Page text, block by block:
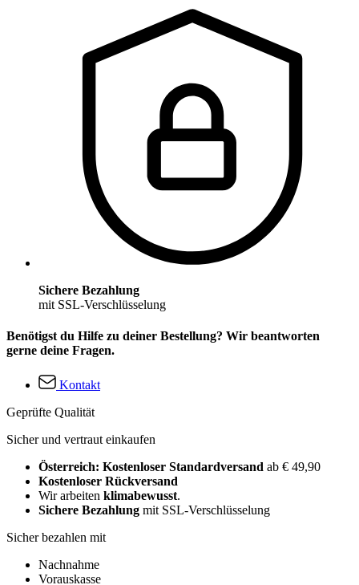
Sichere Bezahlung
mit SSL-Verschlüsselung
Benötigst du Hilfe zu deiner Bestellung? Wir beantworten
gerne deine Fragen.
Kontakt
Geprüfte Qualität
Sicher und vertraut einkaufen
Österreich: Kostenloser Standardversand ab € 49,90
Kostenloser Rückversand
Wir arbeiten klimabewusst.
Sichere Bezahlung mit SSL-Verschlüsselung
Sicher bezahlen mit
Nachnahme
Vorauskasse